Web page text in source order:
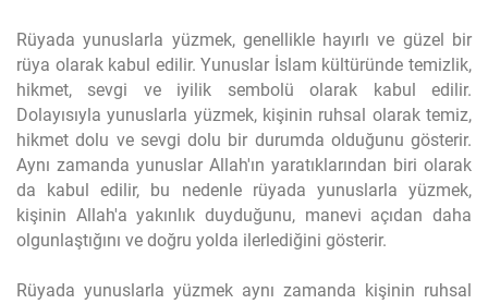
Rüyada yunuslarla yüzmek, genellikle hayırlı ve güzel bir
rüya olarak kabul edilir. Yunuslar İslam kültüründe temizlik,
hikmet, sevgi ve iyilik sembolü olarak kabul edilir.
Dolayısıyla yunuslarla yüzmek, kişinin ruhsal olarak temiz,
hikmet dolu ve sevgi dolu bir durumda olduğunu gösterir.
Aynı zamanda yunuslar Allah'ın yaratıklarından biri olarak
da kabul edilir, bu nedenle rüyada yunuslarla yüzmek,
kişinin Allah'a yakınlık duyduğunu, manevi açıdan daha
olgunlaştığını ve doğru yolda ilerlediğini gösterir.
Rüyada yunuslarla yüzmek aynı zamanda kişinin ruhsal